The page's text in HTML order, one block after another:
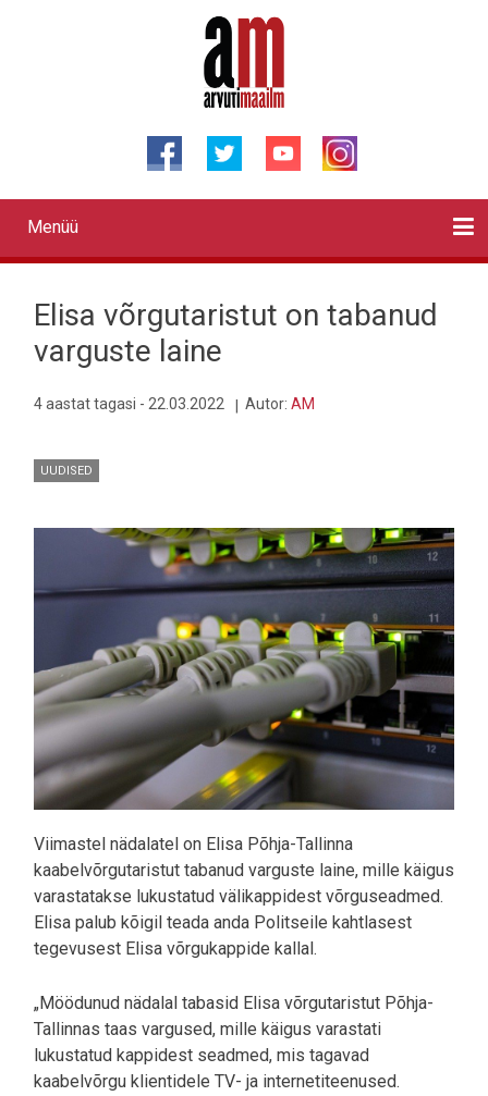
Primary
links
Menüü
Elisa võrgutaristut on tabanud
varguste laine
4 aastat tagasi - 22.03.2022 Autor: AM
UUDISED
Viimastel nädalatel on Elisa Põhja-Tallinna
kaabelvõrgutaristut tabanud varguste laine, mille käigus
varastatakse lukustatud välikappidest võrguseadmed.
Elisa palub kõigil teada anda Politseile kahtlasest
tegevusest Elisa võrgukappide kallal.
„Möödunud nädalal tabasid Elisa võrgutaristut Põhja-
Tallinnas taas vargused, mille käigus varastati
lukustatud kappidest seadmed, mis tagavad
kaabelvõrgu klientidele TV- ja internetiteenused.